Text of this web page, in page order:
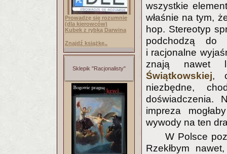
Prowadzę się rozumnie
(dla kierowców)
Kubek z rybką Darwina
Znajdź książkę..
Sklepik "Racjonalisty"
wszystkie
właśnie na tym,
hop. Stereotyp
podchodzą do
i racjonalne
znają nawet
Świątkowskiej,
niezbędne,
doświadczenia.
impreza
wywody na ten
W Polsce
Rzekłbym